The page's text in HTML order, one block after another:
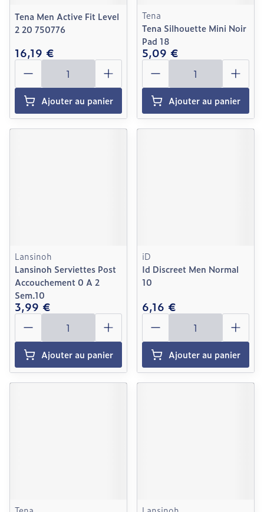
Tena Men Active Fit Level
2 20 750776
16,19 €
Quantité
Ajouter au panier
Tena
Tena Silhouette Mini Noir
Pad 18
5,09 €
Quantité
Ajouter au panier
Lansinoh
Lansinoh Serviettes Post
Accouchement 0 A 2
Sem.10
3,99 €
Quantité
Ajouter au panier
iD
Id Discreet Men Normal
10
6,16 €
Quantité
Ajouter au panier